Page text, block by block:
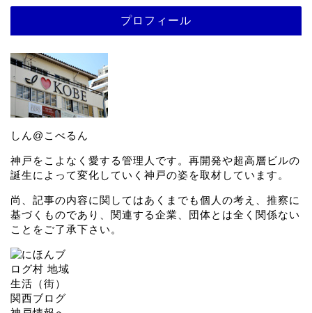
プロフィール
しん@こべるん
神戸をこよなく愛する管理人です。再開発や超高層ビルの
誕生によって変化していく神戸の姿を取材しています。
尚、記事の内容に関してはあくまでも個人の考え、推察に
基づくものであり、関連する企業、団体とは全く関係ない
ことをご了承下さい。